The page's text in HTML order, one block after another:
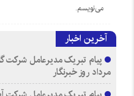
می‌نویسم.
آخرین اخبار
مرداد روز خبرنگار